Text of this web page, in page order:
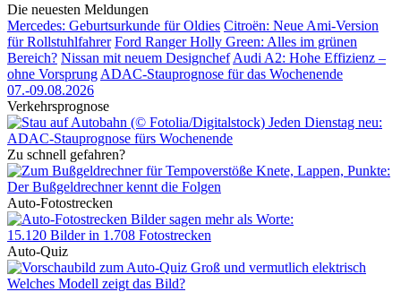
Die neuesten Meldungen
Mercedes: Geburtsurkunde für Oldies Citroën: Neue Ami-Version
für Rollstuhlfahrer Ford Ranger Holly Green: Alles im grünen
Bereich? Nissan mit neuem Designchef Audi A2: Hohe Effizienz –
ohne Vorsprung ADAC-Stauprognose für das Wochenende
07.-09.08.2026
Verkehrsprognose
Jeden Dienstag neu:
ADAC-Stauprognose fürs Wochenende
Zu schnell gefahren?
Knete, Lappen, Punkte:
Der Bußgeldrechner kennt die Folgen
Auto-Fotostrecken
Bilder sagen mehr als Worte:
15.120 Bilder in 1.708 Fotostrecken
Auto-Quiz
Groß und vermutlich elektrisch
Welches Modell zeigt das Bild?